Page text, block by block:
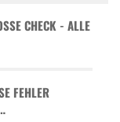
CHECK - ALLE D
FEHLER